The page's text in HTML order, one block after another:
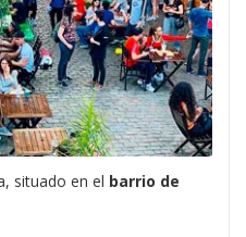
situado en el barrio de